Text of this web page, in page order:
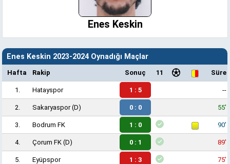
Enes Keskin
Enes Keskin 2023-2024 Oynadığı Maçlar
Hafta Rakip Sonuç 11 Süre
1. Hatayspor 1 : 5 --
2. Sakaryaspor(D) 0 : 0 55'
3. Bodrum FK 1 : 0 90'
4. Çorum FK (D) 0 : 1 89'
5. Eyüpspor 1 : 3 75'